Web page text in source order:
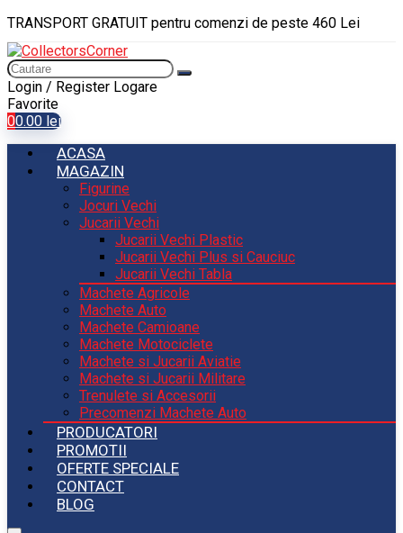
TRANSPORT GRATUIT pentru comenzi de peste 460 Lei
Login / Register Logare
Favorite
00.00 lei
ACASA
MAGAZIN
Figurine
Jocuri Vechi
Jucarii Vechi
Jucarii Vechi Plastic
Jucarii Vechi Plus si Cauciuc
Jucarii Vechi Tabla
Machete Agricole
Machete Auto
Machete Camioane
Machete Motociclete
Machete si Jucarii Aviatie
Machete si Jucarii Militare
Trenulete si Accesorii
Precomenzi Machete Auto
PRODUCATORI
PROMOTII
OFERTE SPECIALE
CONTACT
BLOG